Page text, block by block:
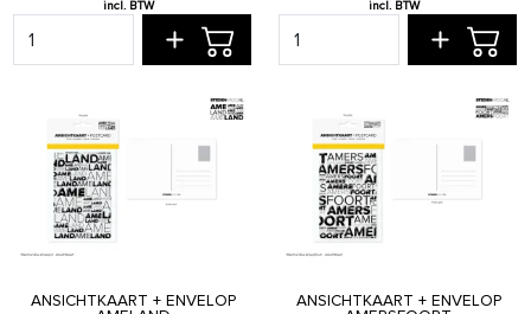
ANSICHTKAART + ENVELOP
ANSICHTKAART + ENVELOP